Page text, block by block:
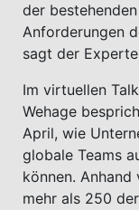
der
Anforderungen
sagt der
Im virtuellen
Wehage
April, wie
globale Teams
können.
mehr als 250